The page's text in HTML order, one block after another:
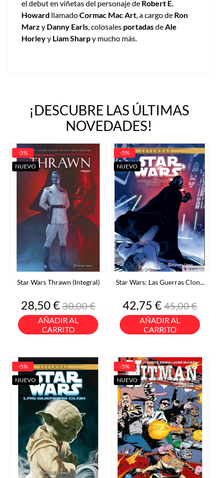
el debut en viñetas del personaje de Robert E.
Howard llamadoCormac Mac Art, a cargo de Ron
Marz y Danny Earls, colosales portadasdeAle
Horleyy Liam Sharpy mucho más.
¡DESCUBRE LAS ÚLTIMAS
NOVEDADES!
Star Wars Thrawn (Integral)
Precio
28,50 €Precio
base
30,00 €
AÑADIR AL
CARRITO
-5%
NUEVO
Star Wars: Las Guerras Clon...
Precio
42,75 €Precio
base
45,00 €
AÑADIR AL
CARRITO
-5%
NUEVO
-5%
NUEVO
-5%
NUEVO